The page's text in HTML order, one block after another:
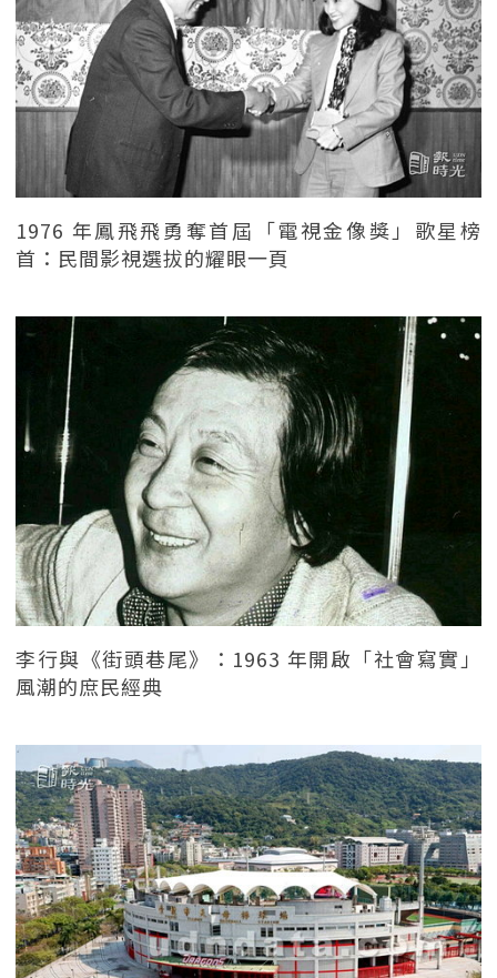
1976 年鳳飛飛勇奪首屆「電視金像獎」歌星榜
首：民間影視選拔的耀眼一頁
李行與《街頭巷尾》：1963 年開啟「社會寫實」
風潮的庶民經典